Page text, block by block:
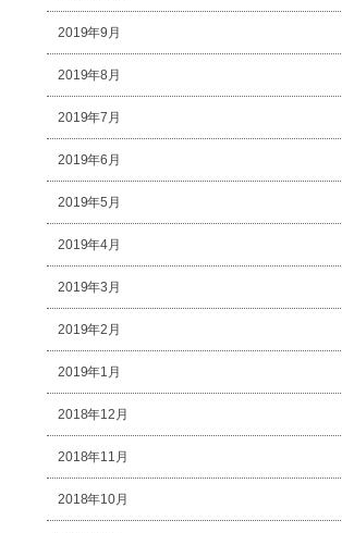
2019年9月
2019年8月
2019年7月
2019年6月
2019年5月
2019年4月
2019年3月
2019年2月
2019年1月
2018年12月
2018年11月
2018年10月